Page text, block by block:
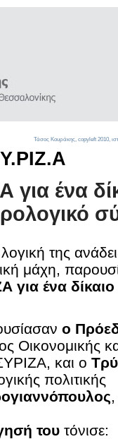
για ένα
της
μάχη,
για ένα
ο
Οικονομικής
και ο
πολιτικής
του τόνισε:
Τάσος Κουράκης, copyleft 2010,